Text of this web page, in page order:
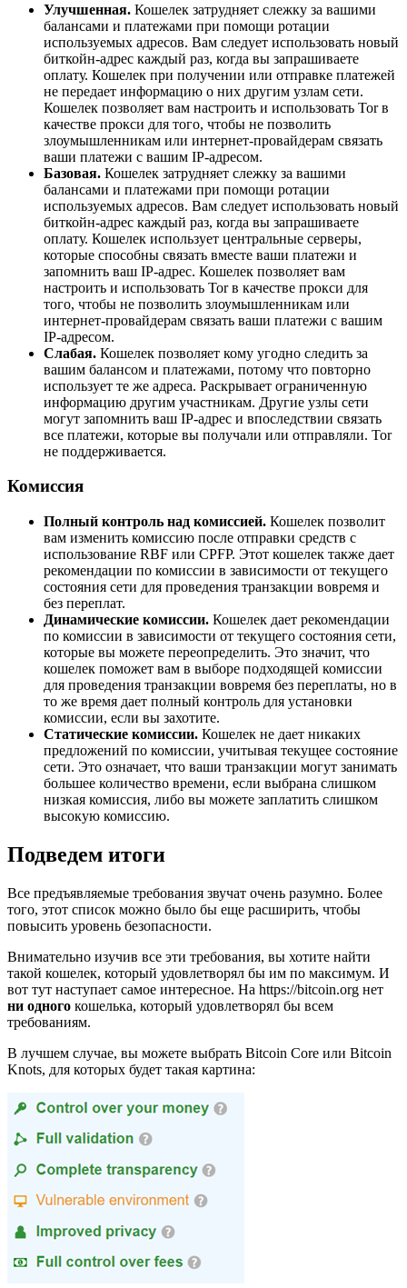
Улучшенная. Кошелек затрудняет слежку за вашими
балансами и платежами при помощи ротации
используемых адресов. Вам следует использовать новый
биткойн-адрес каждый раз, когда вы запрашиваете
оплату. Кошелек при получении или отправке платежей
не передает информацию о них другим узлам сети.
Кошелек позволяет вам настроить и использовать Tor в
качестве прокси для того, чтобы не позволить
злоумышленникам или интернет-провайдерам связать
ваши платежи с вашим IP-адресом.
Базовая. Кошелек затрудняет слежку за вашими
балансами и платежами при помощи ротации
используемых адресов. Вам следует использовать новый
биткойн-адрес каждый раз, когда вы запрашиваете
оплату. Кошелек использует центральные серверы,
которые способны связать вместе ваши платежи и
запомнить ваш IP-адрес. Кошелек позволяет вам
настроить и использовать Tor в качестве прокси для
того, чтобы не позволить злоумышленникам или
интернет-провайдерам связать ваши платежи с вашим
IP-адресом.
Слабая. Кошелек позволяет кому угодно следить за
вашим балансом и платежами, потому что повторно
использует те ​​же адреса. Раскрывает ограниченную
информацию другим участникам. Другие узлы сети
могут запомнить ваш IP-адрес и впоследствии связать
все платежи, которые вы получали или отправляли. Tor
не поддерживается.
Комиссия
Полный контроль над комиссией. Кошелек позволит
вам изменить комиссию после отправки средств с
использование RBF или CPFP. Этот кошелек также дает
рекомендации по комиссии в зависимости от текущего
состояния сети для проведения транзакции вовремя и
без переплат.
Динамические комиссии. Кошелек дает рекомендации
по комиссии в зависимости от текущего состояния сети,
которые вы можете переопределить. Это значит, что
кошелек поможет вам в выборе подходящей комиссии
для проведения транзакции вовремя без переплаты, но в
то же время дает полный контроль для установки
комиссии, если вы захотите.
Статические комиссии. Кошелек не дает никаких
предложений по комиссии, учитывая текущее состояние
сети. Это означает, что ваши транзакции могут занимать
большее количество времени, если выбрана слишком
низкая комиссия, либо вы можете заплатить слишком
высокую комиссию.
Подведем итоги
Все предъявляемые требования звучат очень разумно. Более
того, этот список можно было бы еще расширить, чтобы
повысить уровень безопасности.
Внимательно изучив все эти требования, вы хотите найти
такой кошелек, который удовлетворял бы им по максимум. И
вот тут наступает самое интересное. На https://bitcoin.org нет
ни одного кошелька, который удовлетворял бы всем
требованиям.
В лучшем случае, вы можете выбрать Bitcoin Core или Bitcoin
Knots, для которых будет такая картина: